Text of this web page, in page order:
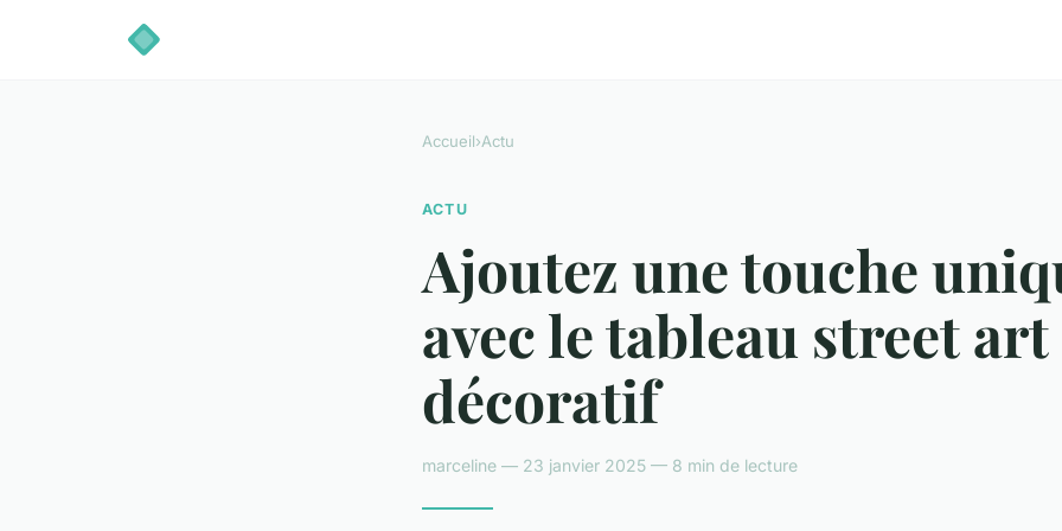
Accueil›Actu
ACTU
Ajoutez une touche
avec le tableau street art
décoratif
marceline — 23 janvier 2025 — 8 min de lecture